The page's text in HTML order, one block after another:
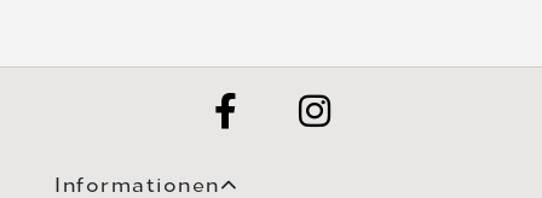
Informationen